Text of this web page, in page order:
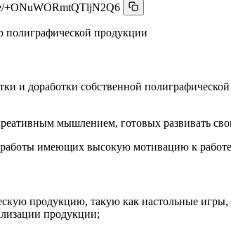
+ONuWORmtQTljN2Q6
полиграфической продукции
и доработки собственной
мышлением, готовых развивать
имеющих высокую мотивацию к
продукцию, такую как настольные
продукции;